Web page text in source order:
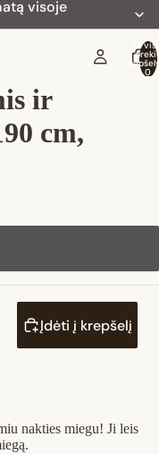
visoje
Iš
0
ir
cm,
Įdėti į krepšelį
nakties miegu! Ji leis